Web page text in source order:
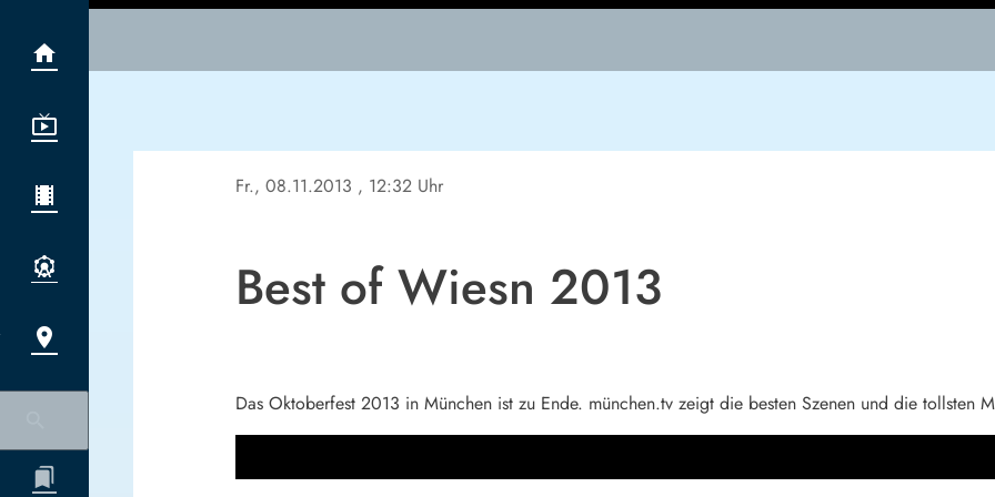
Fr., 08.11.2013 , 12:32 Uhr
Best of Wiesn 2013
Das Oktoberfest 2013 in München ist zu Ende. münchen.tv zeigt die besten Szenen und die tollsten